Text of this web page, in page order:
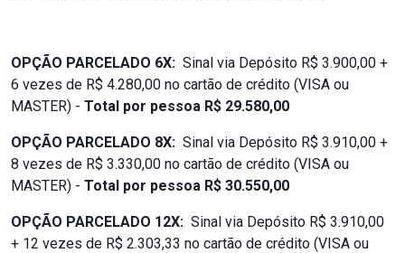
OPÇÃO PARCELADO 6X: Sinal via Depósito R$ 3.900,00 +
6 vezes de R$ 4.280,00 no cartão de crédito (VISA ou
MASTER) - Total por pessoa R$ 29.580,00
OPÇÃO PARCELADO 8X: Sinal via Depósito R$ 3.910,00 +
8 vezes de R$ 3.330,00 no cartão de crédito (VISA ou
MASTER) - Total por pessoa R$ 30.550,00
OPÇÃO PARCELADO 12X: Sinal via Depósito R$ 3.910,00
+ 12 vezes de R$ 2.303,33 no cartão de crédito (VISA ou